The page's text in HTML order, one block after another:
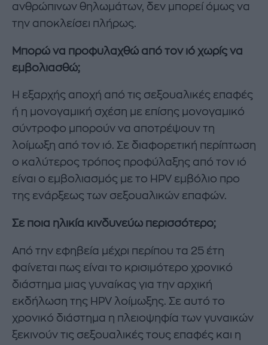
ανθρώπινων θηλωμάτων, δεν μπορεί όμως να
την αποκλείσει πλήρως.
Μπορώ να προφυλαχθώ από τον ιό χωρίς να
εμβολιασθώ;
Η εξαρχής αποχή από τις σεξουαλικές επαφές
ή η μονογαμική σχέση με επίσης μονογαμικό
σύντροφο μπορούν να αποτρέψουν τη
λοίμωξη από τον ιό. Σε διαφορετική περίπτωση
ο καλύτερος τρόπος προφύλαξης από τον ιό
είναι ο εμβολιασμός με το HPV εμβόλιο προ
της ενάρξεως των σεξουαλικών επαφών.
Σε ποια ηλικία κινδυνεύω περισσότερο;
Από την εφηβεία μέχρι περίπου τα 25 έτη
φαίνεται πως είναι το κρισιμότερο χρονικό
διάστημα μιας γυναίκας για την αρχική
εκδήλωση της HPV λοίμωξης. Σε αυτό το
χρονικό διάστημα η πλειοψηφία των γυναικών
ξεκινούν τις σεξουαλικές τους επαφές και η